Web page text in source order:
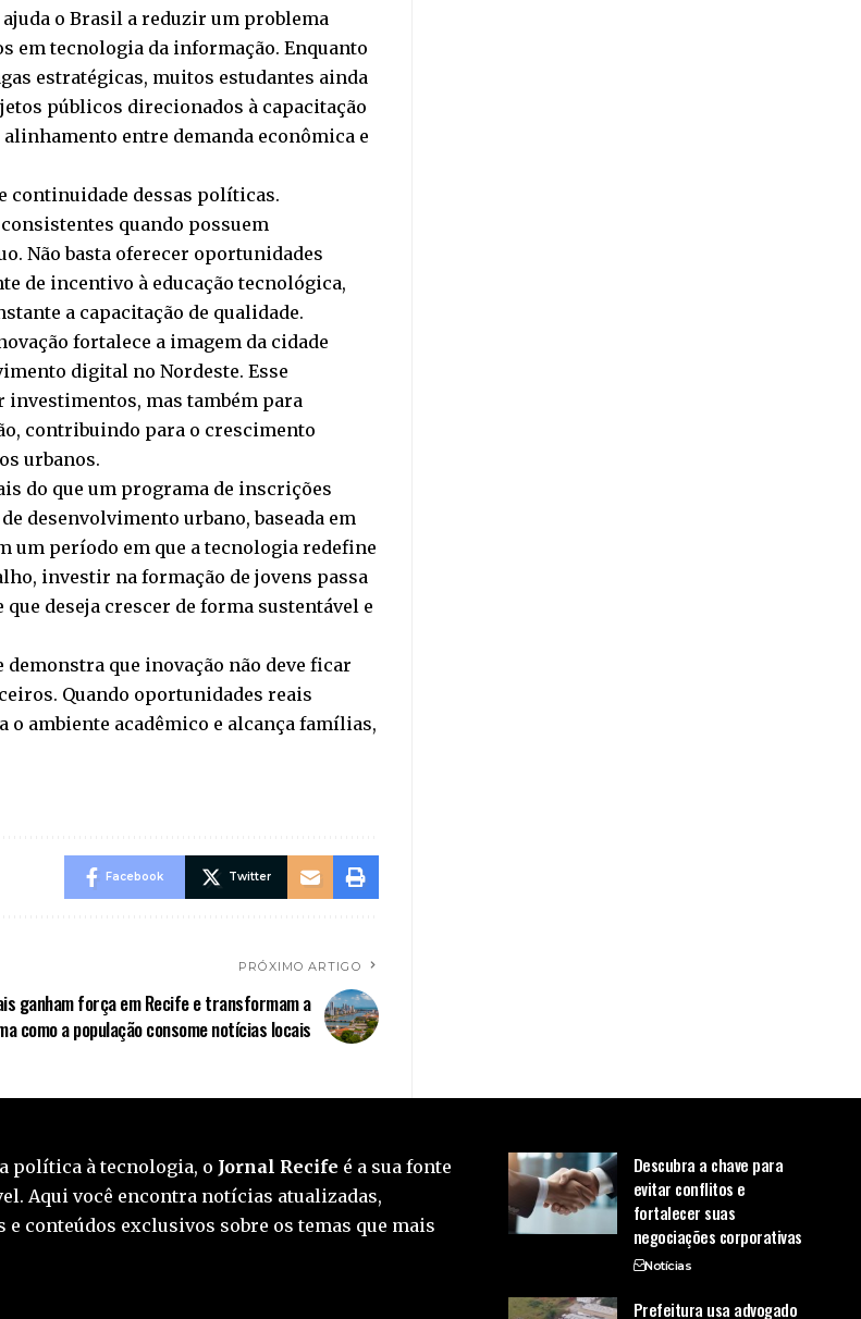
o Brasil a reduzir um problema
em tecnologia da informação. Enquanto
estratégicas, muitos estudantes ainda
públicos direcionados à capacitação
entre demanda econômica e
continuidade dessas políticas.
quando possuem
Não basta oferecer oportunidades
de incentivo à educação tecnológica,
a capacitação de qualidade.
fortalece a imagem da cidade
digital no Nordeste. Esse
mas também para
contribuindo para o crescimento
urbanos.
do que um programa de inscrições
desenvolvimento urbano, baseada em
um período em que a tecnologia redefine
investir na formação de jovens passa
deseja crescer de forma sustentável e
demonstra que inovação não deve ficar
Quando oportunidades reais
ambiente acadêmico e alcança famílias,
Facebook Twitter
PRÓXIMO ARTIGO
ganham força em Recife e transformam a
como a população consome notícias locais
política à tecnologia, o Jornal Recife é a sua fonte
Aqui você encontra notícias atualizadas,
e conteúdos exclusivos sobre os temas que mais
Descubra a chave para
evitar conflitos e
fortalecer suas
negociações corporativas
Notícias
Prefeitura usa advogado